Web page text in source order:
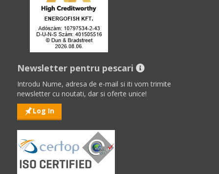
Newsletter pentru pescari
Introdu Nume, adresa de e-mail si iti vom trimite
newsletter cu noutati, dar si oferte unice!
Log In